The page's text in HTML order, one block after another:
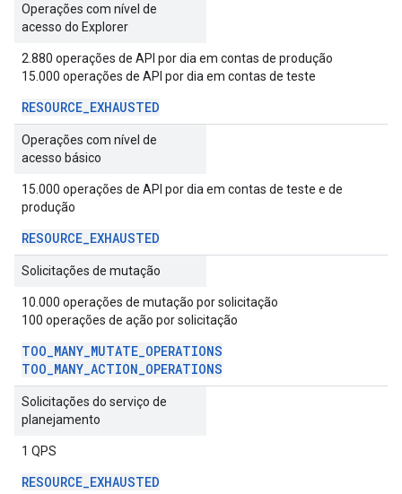
Operações com nível de
acesso do Explorer
2.880 operações de API por dia em contas de produção
15.000 operações de API por dia em contas de teste
RESOURCE_EXHAUSTED
Operações com nível de
acesso básico
15.000 operações de API por dia em contas de teste e de
produção
RESOURCE_EXHAUSTED
Solicitações de mutação
10.000 operações de mutação por solicitação
100 operações de ação por solicitação
TOO_MANY_MUTATE_OPERATIONS
TOO_MANY_ACTION_OPERATIONS
Solicitações do serviço de
planejamento
1 QPS
RESOURCE_EXHAUSTED